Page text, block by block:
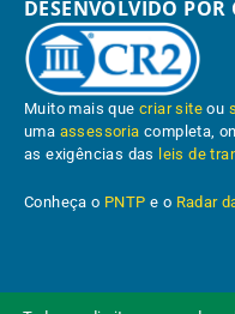
DESENVOLVIDO POR
Muito mais quecriar site ou
uma assessoria completa,
as exigências das leis de
Conheça o PNTP e o Radar